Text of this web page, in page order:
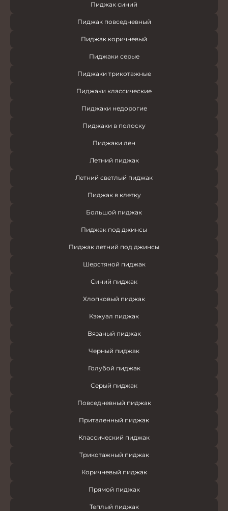
Пиджак синий
Пиджак повседневный
Пиджак коричневый
Пиджаки серые
Пиджаки трикотажные
Пиджаки классические
Пиджаки недорогие
Пиджаки в полоску
Пиджаки лен
Летний пиджак
Летний светлый пиджак
Пиджак в клетку
Большой пиджак
Пиджак под джинсы
Пиджак летний под джинсы
Шерстяной пиджак
Синий пиджак
Хлопковый пиджак
Кэжуал пиджак
Вязаный пиджак
Черный пиджак
Голубой пиджак
Серый пиджак
Повседневный пиджак
Приталенный пиджак
Классический пиджак
Трикотажный пиджак
Коричневый пиджак
Прямой пиджак
Теплый пиджак